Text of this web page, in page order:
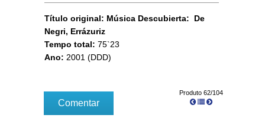
Título original: Música Descubierta: De
Negri, Errázuriz
Tempo total: 75`23
Ano: 2001 (DDD)
Produto 62/104
Comentar